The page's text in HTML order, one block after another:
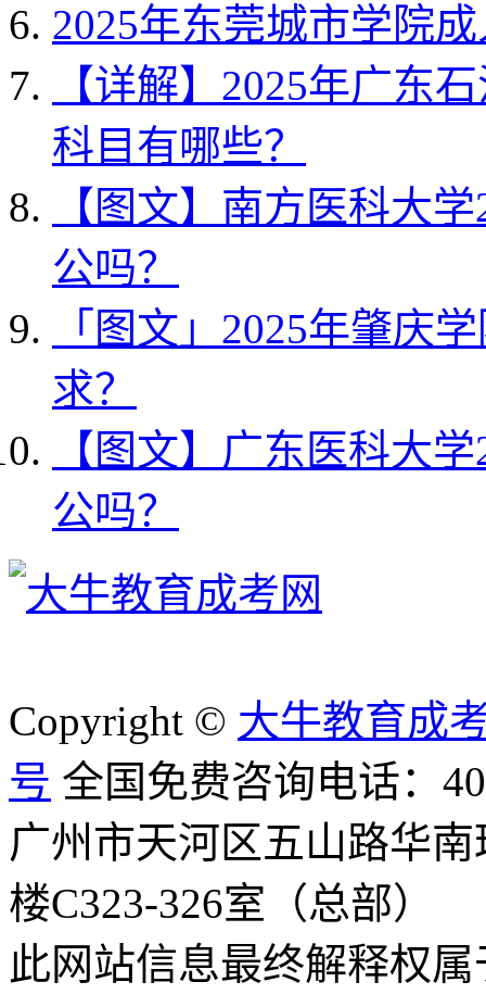
2025年东莞城市学院
【详解】2025年广东
科目有哪些？
【图文】南方医科大
公吗？
「图文」2025年肇庆
求？
【图文】广东医科大
公吗？
Copyright © 大牛教育成
号 全国免费咨询电话：
广州市天河区五山路华
楼C323-326室（总部）
此网站信息最终解释权